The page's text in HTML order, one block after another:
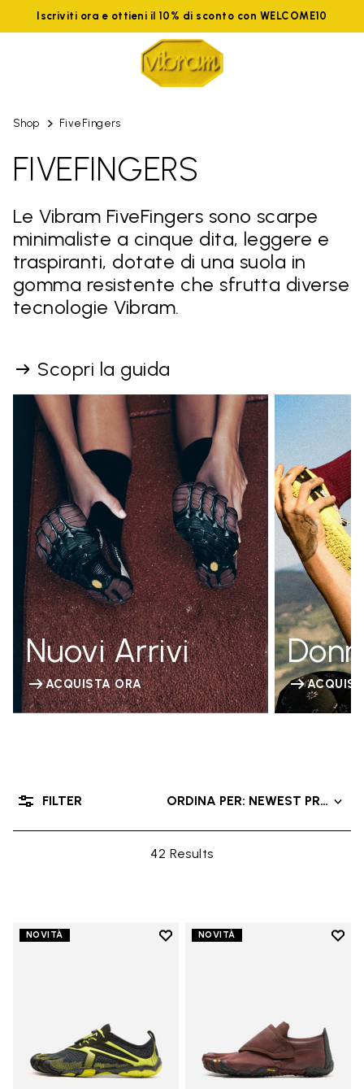
Iscriviti ora e ottieni il 10% di sconto con WELCOME10
Shop FiveFingers
FIVEFINGERS
Le Vibram FiveFingers sono scarpe
minimaliste a cinque dita, leggere e
traspiranti, dotate di una suola in
gomma resistente che sfrutta diverse
tecnologie Vibram.
Scopri la guida
Nuovi Arrivi
ACQUISTA ORA
42 Results
ORDINA PER: NEWEST
FILTER
NOVITÀ
Add to wishlist
NOVITÀ
Add